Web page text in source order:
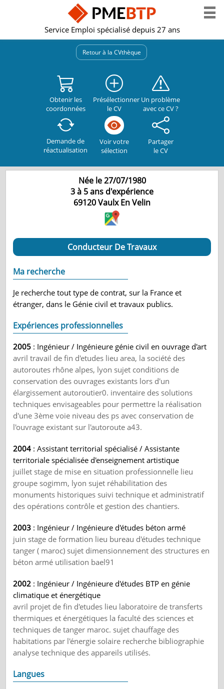
Service Emploi spécialisé depuis 27 ans
Retour à la CVthèque
Obtenir les
coordonnées
Présélectionner
le CV
Un problème
avec ce CV ?
Demande de
réactualisation
Voir votre
sélection
Partager
le CV
Née le 27/07/1980
3 à 5 ans d'expérience
69120Vaulx En Velin
Conducteur De Travaux
Ma recherche
Je recherche tout type de contrat, sur la France et
étranger, dans le Génie civil et travaux publics.
Expériences professionnelles
2005 : Ingénieur / Ingénieure génie civil en ouvrage d'art
avril travail de fin d'etudes lieu area, la société des
autoroutes rhône alpes, lyon sujet conditions de
conservation des ouvrages existants lors d'un
élargissement autoroutier0. inventaire des solutions
techniques envisageables pour permettre la réalisation
d'une 3ème voie niveau des ps avec conservation de
l'ouvrage existant sur l'autoroute a43.
2004 : Assistant territorial spécialisé / Assistante
territoriale spécialisée d'enseignement artistique
juillet stage de mise en situation professionnelle lieu
groupe sogimm, lyon sujet réhabilitation des
monuments historiques suivi technique et administratif
des opérations contrôle et gestion des chantiers.
2003 : Ingénieur / Ingénieure d'études béton armé
juin stage de formation lieu bureau d'études technique
tanger ( maroc) sujet dimensionnement des structures en
béton armé utilisation bael91
2002 : Ingénieur / Ingénieure d'études BTP en génie
climatique et énergétique
avril projet de fin d'etudes lieu laboratoire de transferts
thermiques et énergétiques la faculté des sciences et
techniques de tanger maroc. sujet chauffage des
habitations par l'énergie solaire recherche bibliographie
analyse technique des appareils utilisés.
Langues